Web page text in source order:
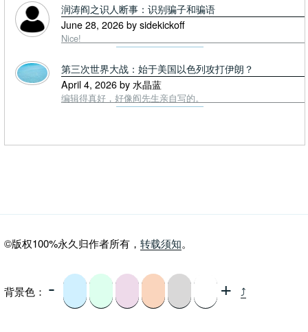
润涛阎之识人断事：识别骗子和骗语
June 28, 2026 by sidekickoff
Nice!
第三次世界大战：始于美国以色列攻打伊朗？
April 4, 2026 by 水晶蓝
编辑得真好，好像阎先生亲自写的。
©版权100%永久归作者所有， 转载须知。
背景色： - + ⤴